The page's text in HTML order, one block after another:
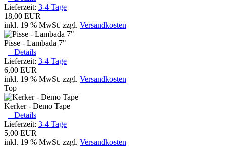
Lieferzeit: 3-4 Tage
18,00 EUR
inkl. 19 % MwSt. zzgl. Versandkosten
Pisse - Lambada 7"
Details
Lieferzeit: 3-4 Tage
6,00 EUR
inkl. 19 % MwSt. zzgl. Versandkosten
Top
Kerker - Demo Tape
Details
Lieferzeit: 3-4 Tage
5,00 EUR
inkl. 19 % MwSt. zzgl. Versandkosten